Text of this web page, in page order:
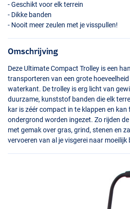
- Geschikt voor elk terrein
- Dikke banden
- Nooit meer zeulen met je visspullen!
Omschrijving
Deze Ultimate Compact Trolley is een
transporteren van een grote
waterkant. De trolley is erg licht van
duurzame, kunststof banden die elk
kar is zéér compact in te klappen en kan
ondergrond worden ingezet. Zo rijden
met gemak over gras, grind, stenen en
vervoeren van al je visgerei naar moeilijk